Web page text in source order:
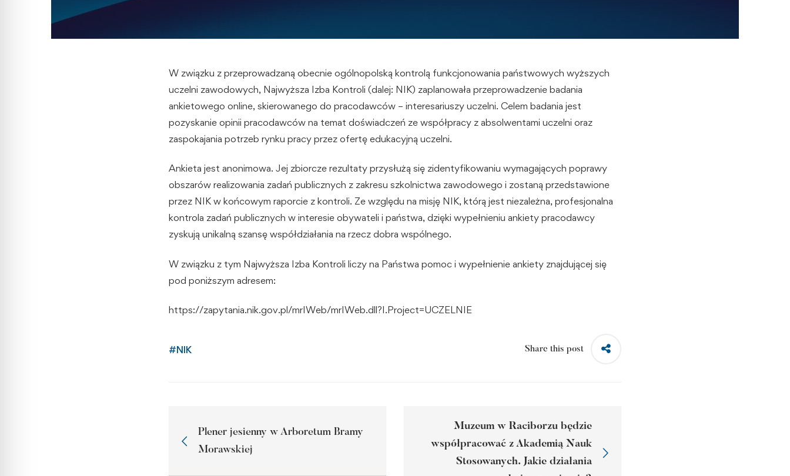
W związku z przeprowadzaną obecnie ogólnopolską kontrolą funkcjonowania państwowych wyższych
uczelni zawodowych, Najwyższa Izba Kontroli (dalej: NIK) zaplanowała przeprowadzenie badania
ankietowego online, skierowanego do pracodawców – interesariuszy uczelni. Celem badania jest
pozyskanie opinii pracodawców na temat doświadczeń ze współpracy z absolwentami uczelni oraz
zaspokajania potrzeb rynku pracy przez ofertę edukacyjną uczelni.
Ankieta jest anonimowa. Jej zbiorcze rezultaty przysłużą się zidentyfikowaniu wymagających poprawy
obszarów realizowania zadań publicznych z zakresu szkolnictwa zawodowego i zostaną przedstawione
przez NIK w końcowym raporcie z kontroli. Ze względu na misję NIK, którą jest niezależna, profesjonalna
kontrola zadań publicznych w interesie obywateli i państwa, dzięki wypełnieniu ankiety pracodawcy
zyskują unikalną szansę współdziałania na rzecz dobra wspólnego.
W związku z tym Najwyższa Izba Kontroli liczy na Państwa pomoc i wypełnienie ankiety znajdującej się
pod poniższym adresem:
https://zapytania.nik.gov.pl/mrIWeb/mrIWeb.dll?I.Project=UCZELNIE
#NIK Share this post
Plener jesienny w Arboretum Bramy
Morawskiej
Muzeum w Raciborzu będzie
współpracować z Akademią Nauk
Stosowanych. Jakie działania